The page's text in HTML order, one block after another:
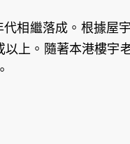
相繼落成。根據屋
上。隨著本港樓宇